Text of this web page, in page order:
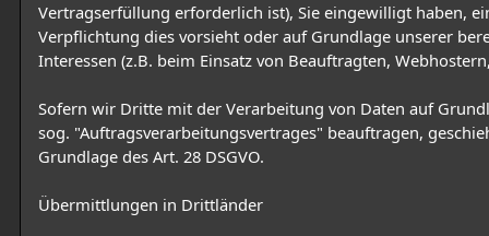
Vertragserfüllung erforderlich ist), Sie eingewilligt haben,
Verpflichtung dies vorsieht oder auf Grundlage unserer
Interessen (z.B. beim Einsatz von Beauftragten,
Sofern wir Dritte mit der Verarbeitung von Daten auf
sog. "Auftragsverarbeitungsvertrages" beauftragen,
Grundlage des Art. 28 DSGVO.
Übermittlungen in Drittländer